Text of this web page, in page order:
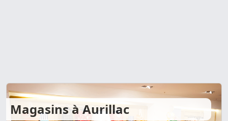
Magasins à Aurillac